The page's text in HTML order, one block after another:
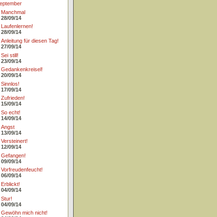
Manchmal
28/09/14
Laufenlernen!
28/09/14
Anleitung für diesen Tag!
27/09/14
Sei still!
23/09/14
Gedankenkreisel!
20/09/14
Sinnlos!
17/09/14
Zufrieden!
15/09/14
So echt!
14/09/14
Angst
13/09/14
Versteinert!
12/09/14
Gefangen!
09/09/14
Vorfreudenfeucht!
06/09/14
Erblickt!
04/09/14
Stur!
04/09/14
Gewöhn mich nicht!